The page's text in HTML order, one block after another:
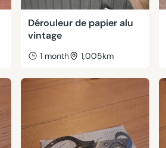
Dérouleur de papier alu
vintage
1 month 1,005km